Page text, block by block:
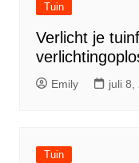
Tuin
Verlicht je
Emily juli 8,
Tuin